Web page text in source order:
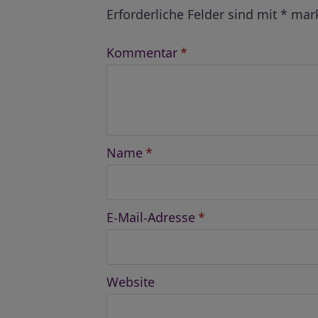
Erforderliche Felder sind mit *
Kommentar *
Name *
E-Mail-Adresse *
Website